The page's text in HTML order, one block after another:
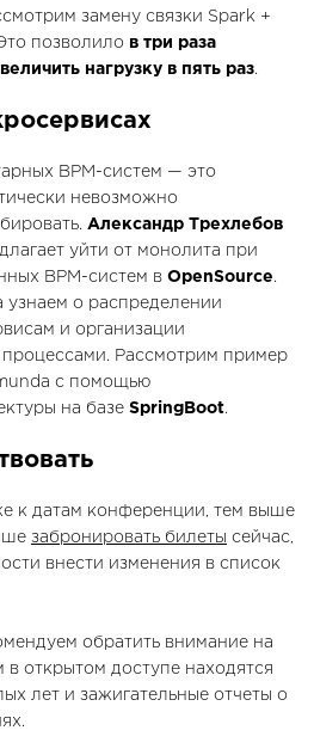
замену связки Spark +
позволило в три раза
нагрузку в пять раз.
BPM-систем — это
невозможно
Александр Трехлебов
уйти от монолита при
BPM-систем в OpenSource.
узнаем о распределении
и организации
Рассмотрим пример
с помощью
на базе SpringBoot.
к датам конференции, тем выше
забронировать билеты сейчас,
внести изменения в список
обратить внимание на
в открытом доступе находятся
лет и зажигательные отчеты о